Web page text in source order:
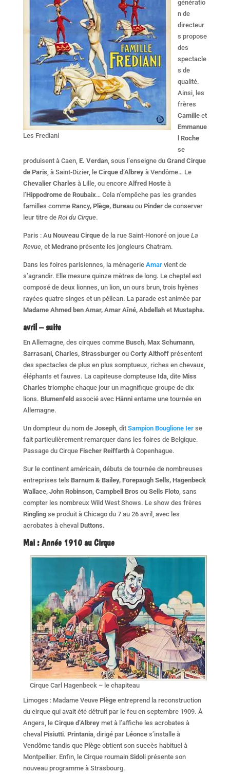
Les Frediani
génératio
n de
directeur
s propose
des
spectacle
s de
qualité.
Ainsi, les
frères
Camilleet
Emmanue
l Roche
se
produisent à Caen, E. Verdan, sous l’enseigne du Grand Cirque
de Paris , à Saint-Dizier, le Cirque d’Albreyà Vendôme… Le
Chevalier Charles à Lille, ou encore Alfred Hosteà
l’Hippodrome de Roubaix… Cela n’empêche pas les grandes
familles comme Rancy, Plège, Bureauou Pinderde conserver
leur titre deRoi du Cirque.
Paris : Au Nouveau Cirquede la rue Saint-Honoré on joue La
Revue, et Medranoprésente les jongleurs Chatram.
Dans les foires parisiennes, la ménagerie Amar vient de
s’agrandir. Elle mesure quinze mètres de long. Le cheptel est
composé de deux lionnes, un lion, un ours brun, trois hyènes
rayées quatre singes et un pélican. La parade est animée par
Madame Ahmed ben Amar, Amar Aîné, Abdellahet Mustapha.
avril – suite
En Allemagne, des cirques comme Busch, Max Schumann,
Sarrasani, Charles, Strassburgerou Corty Althoffprésentent
des spectacles de plus en plus somptueux, riches en chevaux,
éléphants et fauves. La capiteuse dompteuse Ida, dite Miss
Charles triomphe chaque jour un magnifique groupe de dix
lions. Blumenfeld associé avec Hännientame une tournée en
Allemagne.
Un dompteur du nom de Joseph, dit Sampion Bouglione Ierse
fait particulièrement remarquer dans les foires de Belgique.
Passage du Cirque Fischer Reiffarthà Copenhague.
Sur le continent américain, débuts de tournée de nombreuses
entreprises tels Barnum & Bailey, Forepaugh Sells, Hagenbeck
Wallace, John Robinson, Campbell Bros ou Sells Floto, sans
compter les nombreux Wild West Shows. Le show des frères
Ringlingse produit à Chicago du 7 au 26 avril, avec les
acrobates à cheval Duttons.
Mai:Année 1910 au Cirque
Cirque Carl Hagenbeck – le chapiteau
Limoges : Madame Veuve Plègeentreprend la reconstruction
du cirque qui avait été détruit par le feu en septembre 1909. À
Angers, le Cirque d’Albreymet à l’affiche les acrobates à
cheval Pisiutti. Printania, dirigé par Léonces’installe à
Vendôme tandis que Plège obtient son succès habituel à
Montpellier. Enfin, le Cirque roumain Sidol i présente son
nouveau programme à Strasbourg.